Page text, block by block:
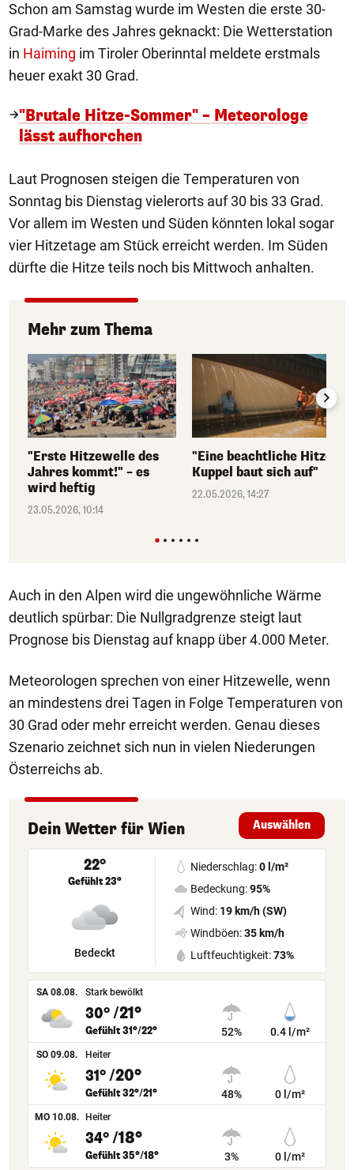
Schon am Samstag wurde im Westen die erste 30-
Grad-Marke des Jahres geknackt: Die Wetterstation
in Haiming im Tiroler Oberinntal meldete erstmals
heuer exakt 30 Grad.
"Brutale Hitze-Sommer" – Meteorologe
lässt aufhorchen
Laut Prognosen steigen die Temperaturen von
Sonntag bis Dienstag vielerorts auf 30 bis 33 Grad.
Vor allem im Westen und Süden könnten lokal sogar
vier Hitzetage am Stück erreicht werden. Im Süden
dürfte die Hitze teils noch bis Mittwoch anhalten.
Mehr zum Thema
"Erste Hitzewelle des
Jahres kommt!" – es
wird heftig
23.05.2026, 10:14
"Eine beachtliche Hitze-
Kuppel baut sich auf"
22.05.2026, 14:27
Auch in den Alpen wird die ungewöhnliche Wärme
deutlich spürbar: Die Nullgradgrenze steigt laut
Prognose bis Dienstag auf knapp über 4.000 Meter.
Meteorologen sprechen von einer Hitzewelle, wenn
an mindestens drei Tagen in Folge Temperaturen von
30 Grad oder mehr erreicht werden. Genau dieses
Szenario zeichnet sich nun in vielen Niederungen
Österreichs ab.
Dein WetterfürWien Auswählen
22°
Gefühlt 23°
Bedeckt
Niederschlag:0 l/m²
Bedeckung:95%
Wind: 19 km/h (SW)
Windböen:35 km/h
Luftfeuchtigkeit:73%
SA 08.08. Stark bewölkt
30°/21°
Gefühlt 31°/22° 52% 0.4 l/m²
SO 09.08. Heiter
31°/20°
Gefühlt 32°/21° 48% 0 l/m²
MO 10.08. Heiter
34°/18°
Gefühlt 35°/18° 3% 0 l/m²